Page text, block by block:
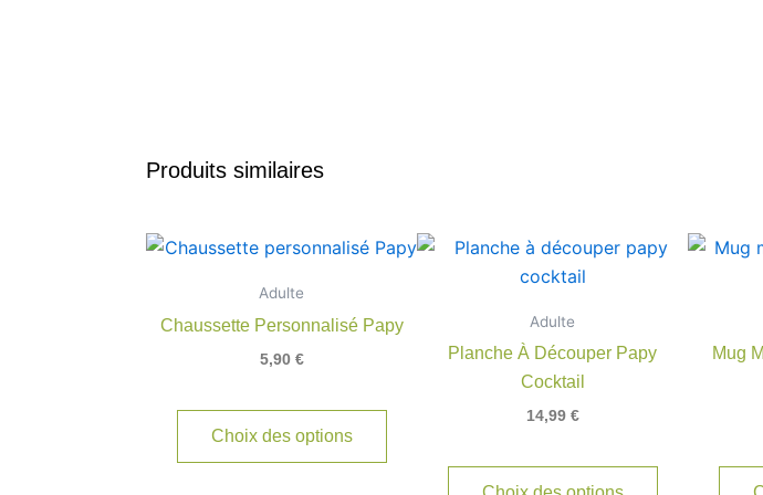
Produits similaires
Adulte
Chaussette Personnalisé Papy
5,90 €
Choix des options
Ce
plusieurs
variations.
Adulte
Planche À Découper Papy
Cocktail
14,99 €
Mug